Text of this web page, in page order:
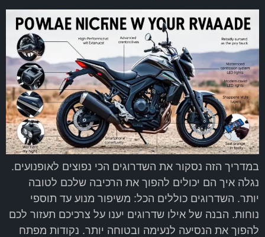
במדריך הזה נסקור את השדרוגים הכי נפוצים לאופנועים.
נגלה איך הם יכולים להפוך את הרכיבה שלכם לטובה
יותר. השדרוגים כוללים הכל: משיפור מנוע עד תוספי
נוחות. הבנה של אילו שדרוגים יענו על צרכיכם תעזור לכם
להפוך את הנסיעה לנעימה ובטוחה יותר. נקודות מפתח